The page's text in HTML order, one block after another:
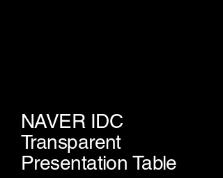
NAVER IDC
Transparent
Presentation Table